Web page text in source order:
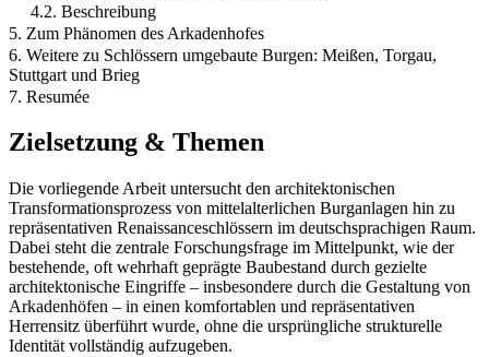
4.2. Beschreibung
5. Zum Phänomen des Arkadenhofes
6. Weitere zu Schlössern umgebaute Burgen: Meißen, Torgau,
Stuttgart und Brieg
7. Resumée
Zielsetzung & Themen
Die vorliegende Arbeit untersucht den architektonischen
Transformationsprozess von mittelalterlichen Burganlagen hin zu
repräsentativen Renaissanceschlössern im deutschsprachigen Raum.
Dabei steht die zentrale Forschungsfrage im Mittelpunkt, wie der
bestehende, oft wehrhaft geprägte Baubestand durch gezielte
architektonische Eingriffe – insbesondere durch die Gestaltung von
Arkadenhöfen – in einen komfortablen und repräsentativen
Herrensitz überführt wurde, ohne die ursprüngliche strukturelle
Identität vollständig aufzugeben.